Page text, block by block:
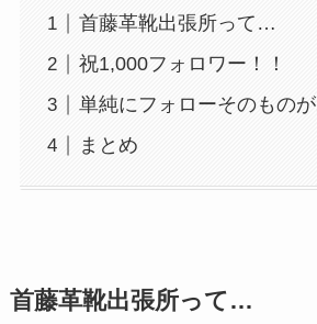
首藤革靴出張所って…
祝1,000フォロワー！！
単純にフォローそのもの
まとめ
首藤革靴出張所って…